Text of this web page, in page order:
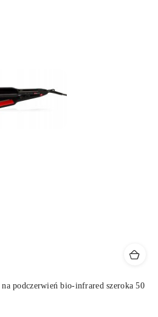
podczerwień bio-infrared szeroka 50